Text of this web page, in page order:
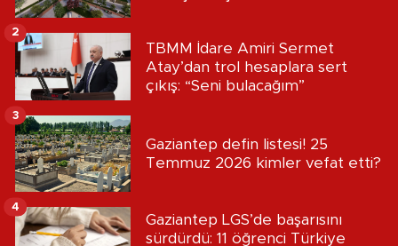
TBMM İdare Amiri Sermet
Atay’dan trol hesaplara sert
çıkış: “Seni bulacağım”
2
Gaziantep defin listesi! 25
Temmuz 2026 kimler vefat etti?
3
Gaziantep LGS’de başarısını
sürdürdü: 11 öğrenci Türkiye
4